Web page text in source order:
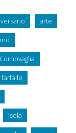
arte
Cornovaglia
farfalle
isola